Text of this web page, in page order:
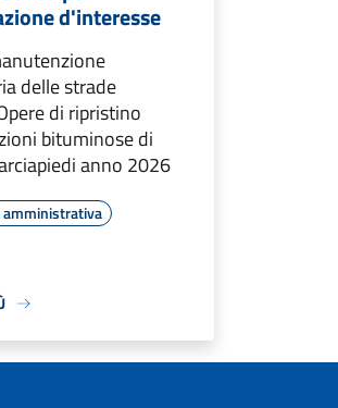
d'interesse
delle strade
di ripristino
bituminose di
anno 2026
amministrativa